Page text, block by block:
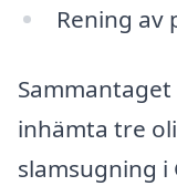
Rening av
inhämta tre
slamsugning